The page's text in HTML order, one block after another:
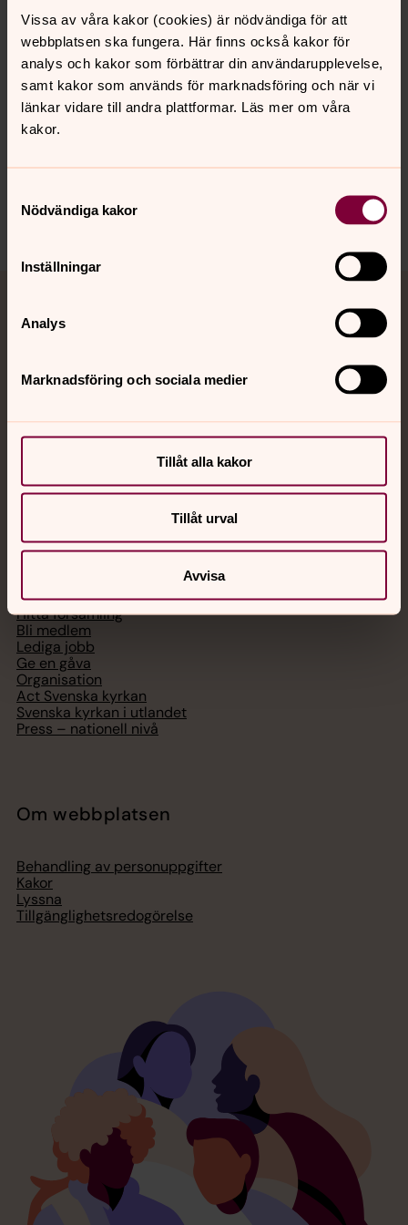
Vissa av våra kakor (cookies) är nödvändiga för att
webbplatsen ska fungera. Här finns också kakor för
analys och kakor som förbättrar din användarupplevelse,
samt kakor som används för marknadsföring och när vi
länkar vidare till andra plattformar. Läs mer om våra
kakor.
Nödvändiga kakor
Inställningar
Analys
Marknadsföring och sociala medier
Tillåt alla kakor
Tillåt urval
Avvisa
Anmälan till Cecilia Gharaibeh:
cecilia.gharaibeh@svenskakyrkan.se/ 079 838 78 05
Luncherna är öppna för alla! Välkommen!
Dela
Tillbaka till toppen
Tillbaka till innehållet
Jourhavande präst
med en präst på kvällar och nätter.
Chatt
Svenska kyrkan
Hitta församling
Bli medlem
Lediga jobb
Ge en gåva
Organisation
Act Svenska kyrkan
Svenska kyrkan i utlandet
Press – nationell nivå
Om webbplatsen
Behandling av personuppgifter
Kakor
Lyssna
Tillgänglighetsredogörelse